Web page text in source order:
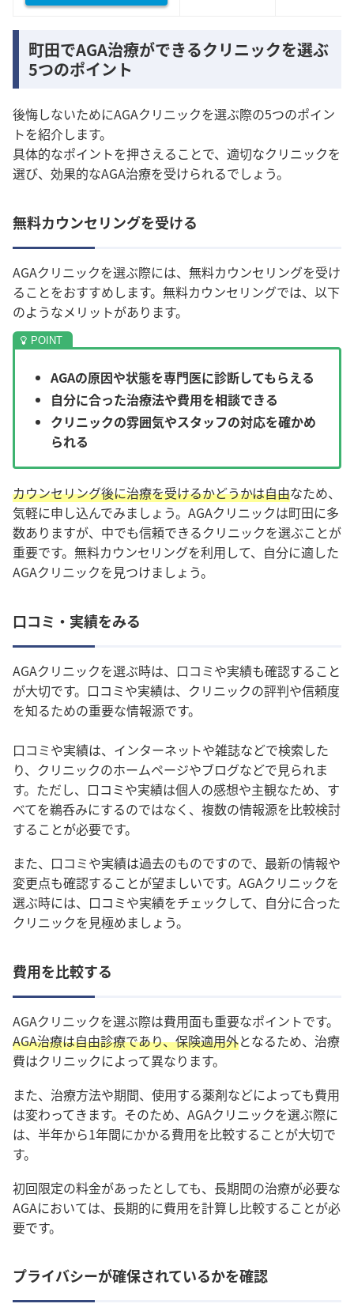
町田でAGA治療ができるクリニックを選ぶ
5つのポイント
後悔しないためにAGAクリニックを選ぶ際の5つのポイン
トを紹介します。
具体的なポイントを押さえることで、適切なクリニックを
選び、効果的なAGA治療を受けられるでしょう。
無料カウンセリングを受ける
AGAクリニックを選ぶ際には、無料カウンセリングを受け
ることをおすすめします。無料カウンセリングでは、以下
のようなメリットがあります。
AGAの原因や状態を専門医に診断してもらえる
自分に合った治療法や費用を相談できる
クリニックの雰囲気やスタッフの対応を確かめ
られる
カウンセリング後に治療を受けるかどうかは自由なため、
気軽に申し込んでみましょう。AGAクリニックは町田に多
数ありますが、中でも信頼できるクリニックを選ぶことが
重要です。 無料カウンセリングを利用して、自分に適した
AGAクリニックを見つけましょう。
口コミ・実績をみる
AGAクリニックを選ぶ時は、口コミや実績も確認すること
が大切です。口コミや実績は、クリニックの評判や信頼度
を知るための重要な情報源です。
口コミや実績は、インターネットや雑誌などで検索した
り、クリニックのホームページやブログなどで見られま
す。ただし、 口コミや実績は個人の感想や主観なため、す
べてを鵜呑みにするのではなく 、複数の情報源を比較検討
することが必要です。
また、口コミや実績は過去のものですので、 最新の情報や
変更点も確認することが望ましいです。AGAクリニックを
選ぶ時には、口コミや実績をチェックして、自分に合った
クリニックを見極めましょう。
費用を比較する
AGAクリニックを選ぶ際は費用面も重要なポイントです。
AGA治療は自由診療であり、保険適用外となるため、治療
費はクリニックによって異なります。
また、治療方法や期間、使用する薬剤などによっても費用
は変わってきます。そのため、AGAクリニックを選ぶ際に
は、半年から1年間にかかる費用を比較することが大切で
す。
初回限定の料金があったとしても、長期間の治療が必要な
AGAにおいては、長期的に費用を計算し比較することが必
要です。
プライバシーが確保されているかを確認